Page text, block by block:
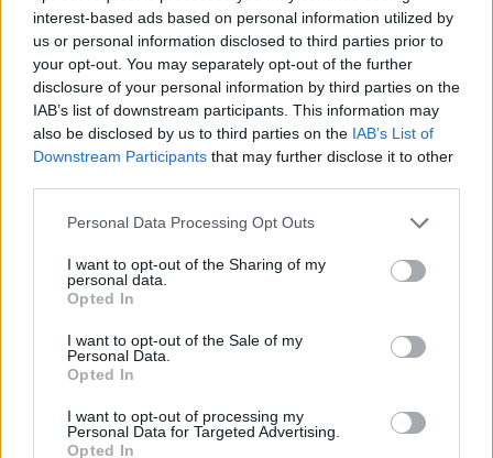
interest-based ads based on personal information utilized by
us or personal information disclosed to third parties prior to
your opt-out. You may separately opt-out of the further
disclosure of your personal information by third parties on the
IAB’s list of downstream participants. This information may
also be disclosed by us to third parties on the IAB’s List of
Downstream Participants that may further disclose it to other
Personal Data Processing Opt Outs
I want to opt-out of the Sharing of my
personal data.
Opted In
I want to opt-out of the Sale of my
Personal Data.
Opted In
I want to opt-out of processing my
Personal Data for Targeted Advertising.
Opted In
Esim for Global
for Turkey|Esim for Germany|Esim for Greece |
for Asia|Esim for World Cup 2026